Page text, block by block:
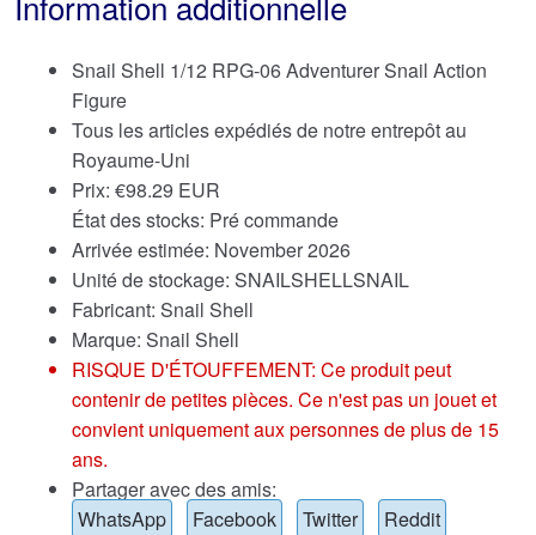
Snail Shell 1/12 RPG-06 Adventurer Snail Action
Figure
Tous les articles expédiés de notre entrepôt au
Royaume-Uni
Prix: €98.29 EUR
État des stocks: Pré commande
Arrivée estimée: November 2026
Unité de stockage: SNAILSHELLSNAIL
Fabricant: Snail Shell
Marque: Snail Shell
RISQUE D'ÉTOUFFEMENT: Ce produit peut
contenir de petites pièces. Ce n'est pas un jouet et
convient uniquement aux personnes de plus de 15
ans.
Partager avec des amis:
WhatsApp
Facebook Twitter Reddit